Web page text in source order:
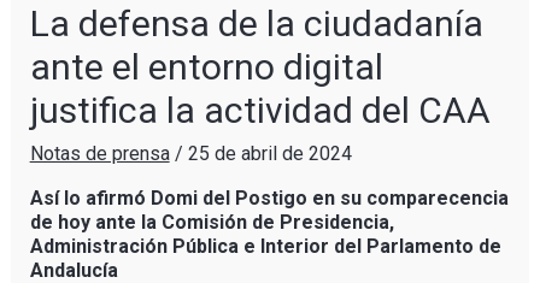
La defensa de la ciudadanía
ante el entorno digital
justifica la actividad del CAA
Notas de prensa/ 25 de abril de 2024
Así lo afirmó Domi del Postigo en su comparecencia
de hoy ante la Comisión de Presidencia,
Administración Pública e Interior del Parlamento de
Andalucía